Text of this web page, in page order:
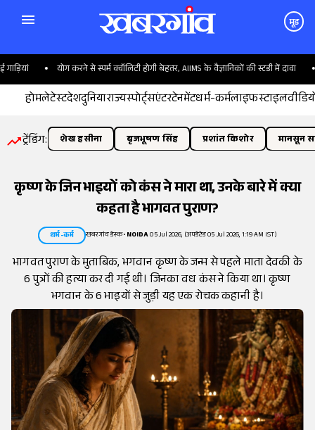
मूड
योग करने से स्पर्म क्वॉलिटी होगी बेहतर, AIIMS के वैज्ञानिकों की स्टडी में दावा
होमलेटेस्टदेशदुनियाराज्यस्पोर्ट्सएंटरटेनमेंटधर्म-कर्मलाइफस्टाइल
ट्रेंडिंग: शेख हसीना बृजभूषण सिंह प्रशांत किशोर मानसून
कृष्ण के जिन भाइयों को कंस ने मारा था, उनके बारे में क्या
कहता है भागवत पुराण?
धर्म-कर्म खबरगांव डेस्क•NOIDA05 Jul 2026, (अपडेटेड 05 Jul 2026, 1:19 AM IST)
भागवत पुराण के मुताबिक, भगवान कृष्ण के जन्म से पहले माता देवकी के
6 पुत्रों की हत्या कर दी गई थी। जिनका वध कंस ने किया था। कृष्ण
भगवान के 6 भाइयों से जुड़ी यह एक रोचक कहानी है।